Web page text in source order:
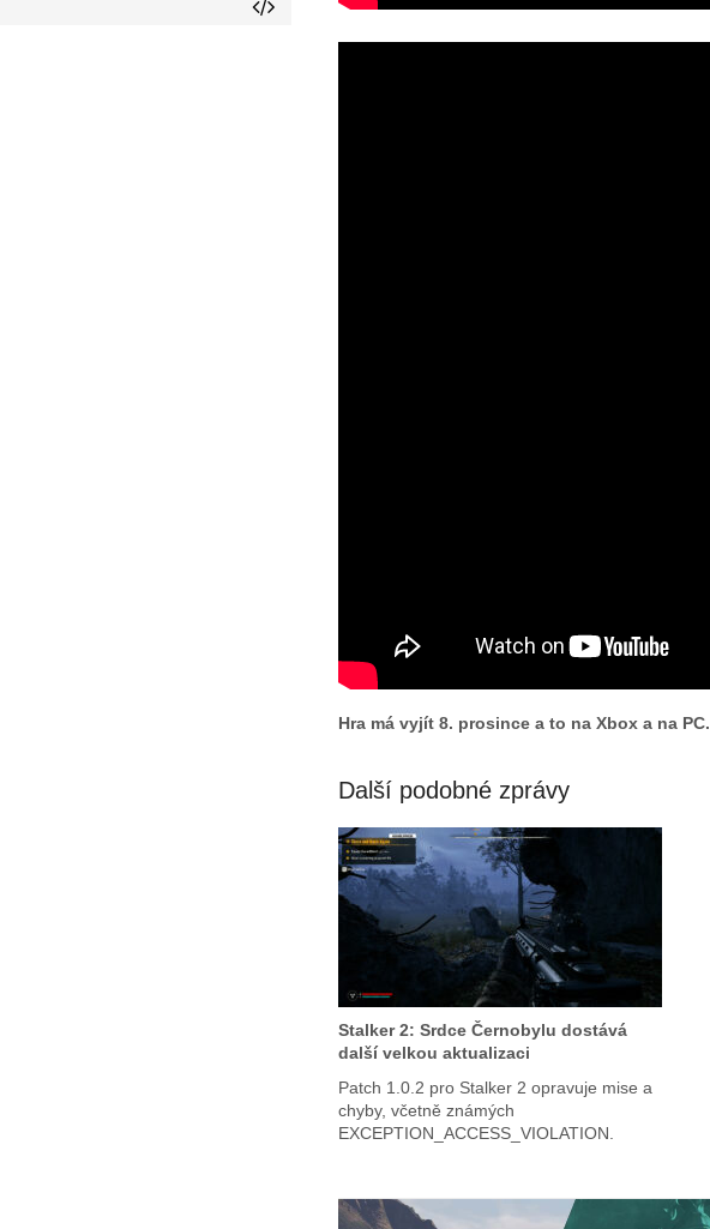
Hra má vyjít 8. prosince a to na Xbox a na PC.
Další podobné zprávy
Stalker 2: Srdce Černobylu dostává
další velkou aktualizaci
Patch 1.0.2 pro Stalker 2 opravuje mise a
chyby, včetně známých
EXCEPTION_ACCESS_VIOLATION.